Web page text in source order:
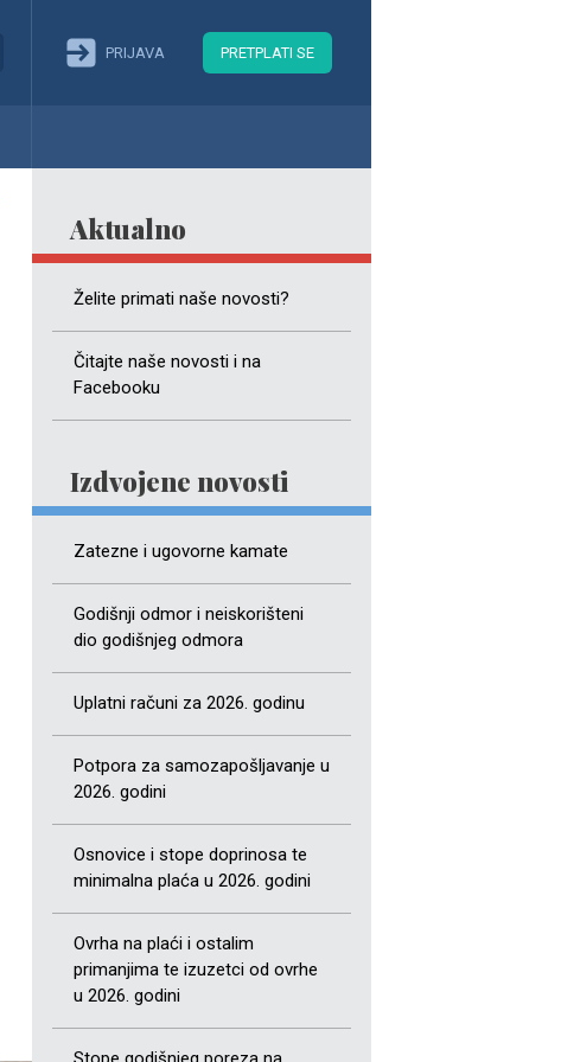
PRIJAVA PRETPLATI SE
Aktualno
Želite primati naše novosti?
Čitajte naše novosti i na
Facebooku
Izdvojene novosti
Zatezne i ugovorne kamate
Godišnji odmor i neiskorišteni
dio godišnjeg odmora
Uplatni računi za 2026. godinu
Potpora za samozapošljavanje u
2026. godini
Osnovice i stope doprinosa te
minimalna plaća u 2026. godini
Ovrha na plaći i ostalim
primanjima te izuzetci od ovrhe
u 2026. godini